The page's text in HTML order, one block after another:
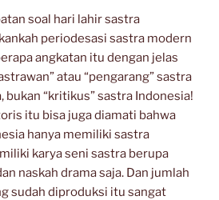
soal hari lahir sastra
periodesasi sastra modern
angkatan itu dengan jelas
atau “pengarang” sastra
bukan “kritikus” sastra Indonesia!
itu bisa juga diamati bahwa
hanya memiliki sastra
karya seni sastra berupa
naskah drama saja. Dan jumlah
sudah diproduksi itu sangat